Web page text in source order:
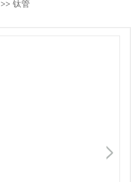
>> 钛管